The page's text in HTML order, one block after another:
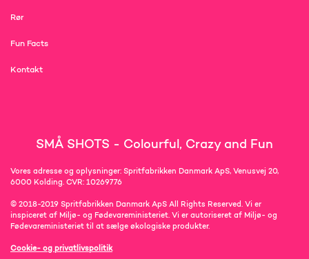
Rør
Fun Facts
Kontakt
SMÅ SHOTS - Colourful, Crazy and Fun
Vores adresse og oplysninger: Spritfabrikken Danmark ApS, Venusvej 20,
6000 Kolding. CVR: 10269776
© 2018-2019 Spritfabrikken Danmark ApS All Rights Reserved. Vi er
inspiceret af Miljø- og Fødevareministeriet. Vi er autoriseret af Miljø- og
Fødevareministeriet til at sælge økologiske produkter.
Cookie- og privatlivspolitik